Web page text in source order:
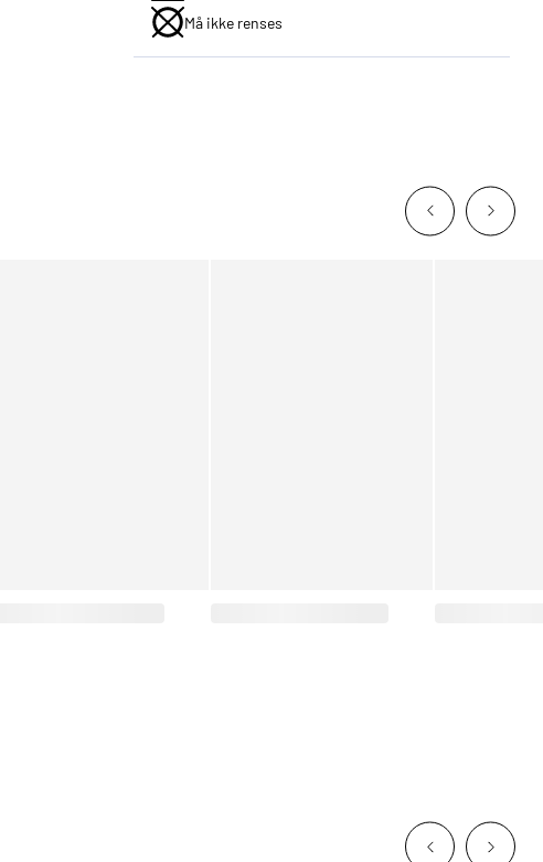
Må ikke renses